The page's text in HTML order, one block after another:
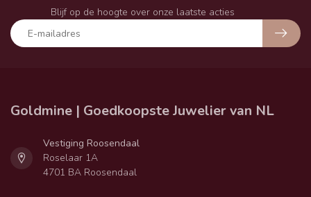
Blijf op de hoogte over onze laatste acties
Goldmine | Goedkoopste Juwelier van NL
Vestiging Roosendaal
Roselaar 1A
4701 BA Roosendaal